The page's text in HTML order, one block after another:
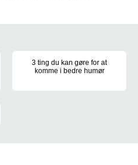
3 ting du kan gøre for at
komme i bedre humør